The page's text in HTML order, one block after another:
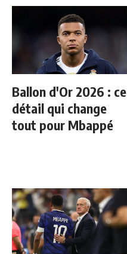
Ballon d'Or 2026 : ce
détail qui change
tout pour Mbappé